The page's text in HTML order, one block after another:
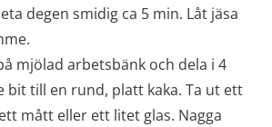
degen smidig ca 5 min. Låt jäsa
mjölad arbetsbänk och dela i 4
bit till en rund, platt kaka. Ta ut ett
mått eller ett litet glas. Nagga